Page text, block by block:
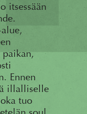
itsessään
Ennen
illalliselle
tuo